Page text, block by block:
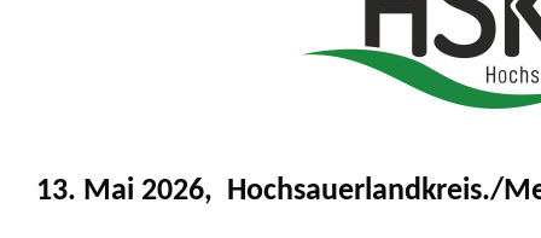
13. Mai 2026, Hochsauerlandkreis./